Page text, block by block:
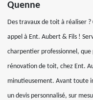
Quenne
Des travaux de toit à réaliser ?
appel à Ent. Aubert & Fils !
charpentier professionnel,
rénovation de toit, chez Ent.
minutieusement. Avant toute
un devis personnalisé, sur